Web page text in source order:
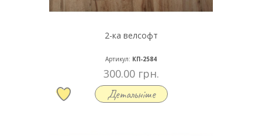
2-ка велсофт
Артикул: КП-2584
300.00 грн.
Детальніше